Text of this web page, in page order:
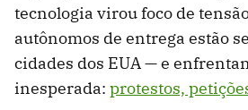
tecnologia virou foco de
autônomos de entrega estão
cidades dos EUA — e
inesperada: protestos,